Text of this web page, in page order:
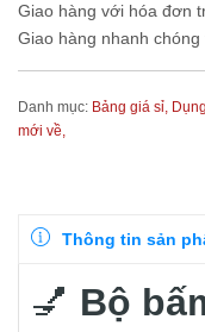
Giao hàng với hóa đơn
Giao hàng nhanh
Danh mục: Bảng giá sỉ,
mới về,
Thông tin sản
💅 Bộ